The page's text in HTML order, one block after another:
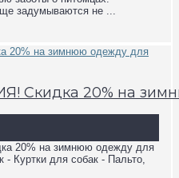
задумываются не ...
Скидка 20% на
20% на зимнюю одежду для
Куртки для собак - Пальто,